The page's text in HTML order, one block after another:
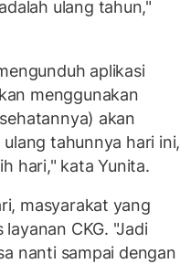
ulang tahun,"
aplikasi
menggunakan
akan
tahunnya hari ini,
hari," kata Yunita.
masyarakat yang
CKG. "Jadi
nanti sampai dengan